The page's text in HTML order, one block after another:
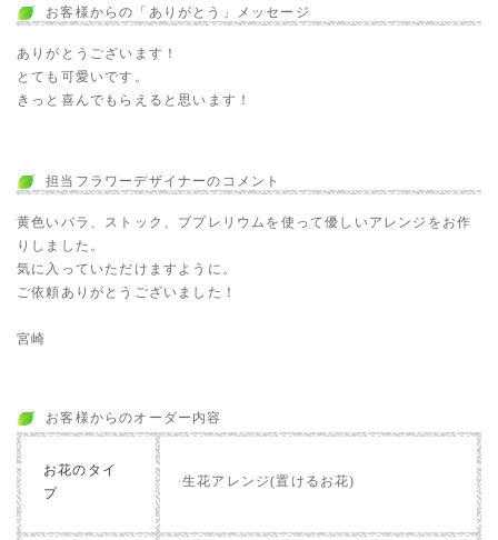
お客様からの「ありがとう」メッセージ
ありがとうございます！
とても可愛いです。
きっと喜んでもらえると思います！
担当フラワーデザイナーのコメント
黄色いバラ、ストック、ブプレリウムを使って優しいアレンジをお作
りしました。
気に入っていただけますように。
ご依頼ありがとうございました！
宮崎
お客様からのオーダー内容
お花のタイ
プ
生花アレンジ(置けるお花)